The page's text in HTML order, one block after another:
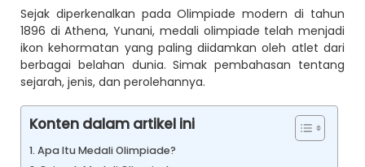
Sejak diperkenalkan pada Olimpiade modern di tahun
1896 di Athena, Yunani, medali olimpiade telah menjadi
ikon kehormatan yang paling diidamkan oleh atlet dari
berbagai belahan dunia. Simak pembahasan tentang
sejarah, jenis, dan perolehannya.
Konten dalam artikel ini
Apa Itu Medali Olimpiade?